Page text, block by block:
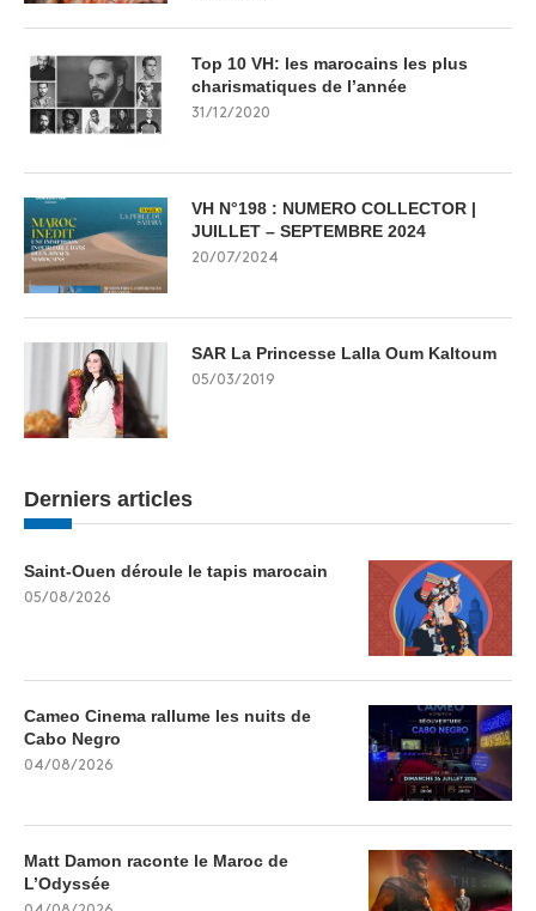
Top 10 VH: les marocains les plus
charismatiques de l’année
31/12/2020
VH N°198 : NUMERO COLLECTOR |
JUILLET – SEPTEMBRE 2024
20/07/2024
SAR La Princesse Lalla Oum Kaltoum
05/03/2019
Derniers articles
Saint-Ouen déroule le tapis marocain
05/08/2026
Cameo Cinema rallume les nuits de
Cabo Negro
04/08/2026
Matt Damon raconte le Maroc de
L’Odyssée